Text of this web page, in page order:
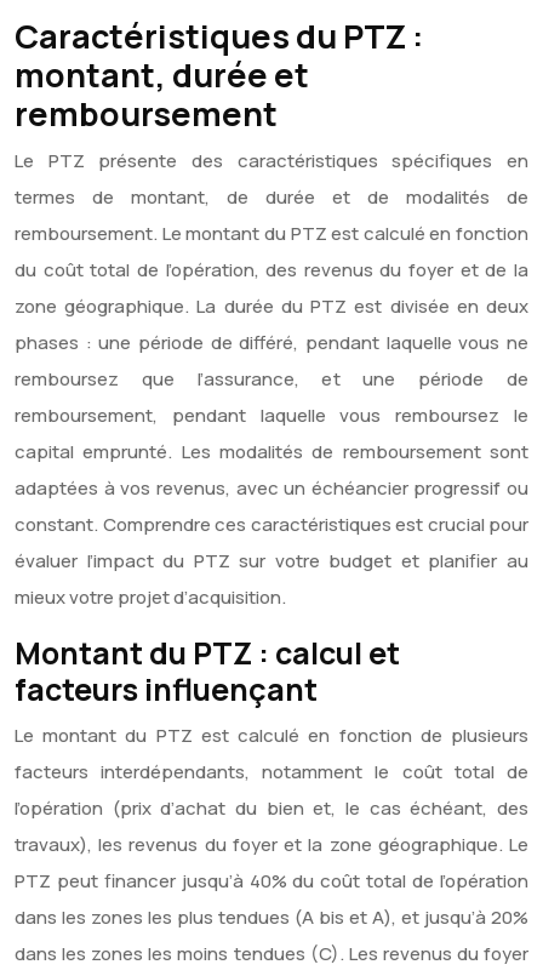
Caractéristiques du PTZ :
montant, durée et
remboursement
Le PTZ présente des caractéristiques spécifiques en
termes de montant, de durée et de modalités de
remboursement. Le montant du PTZ est calculé en fonction
du coût total de l’opération, des revenus du foyer et de la
zone géographique. La durée du PTZ est divisée en deux
phases : une période de différé, pendant laquelle vous ne
remboursez que l’assurance, et une période de
remboursement, pendant laquelle vous remboursez le
capital emprunté. Les modalités de remboursement sont
adaptées à vos revenus, avec un échéancier progressif ou
constant. Comprendre ces caractéristiques est crucial pour
évaluer l’impact du PTZ sur votre budget et planifier au
mieux votre projet d’acquisition.
Montant du PTZ : calcul et
facteurs influençant
Le montant du PTZ est calculé en fonction de plusieurs
facteurs interdépendants, notamment le coût total de
l’opération (prix d’achat du bien et, le cas échéant, des
travaux), les revenus du foyer et la zone géographique. Le
PTZ peut financer jusqu’à 40% du coût total de l’opération
dans les zones les plus tendues (A bis et A), et jusqu’à 20%
dans les zones les moins tendues (C). Les revenus du foyer